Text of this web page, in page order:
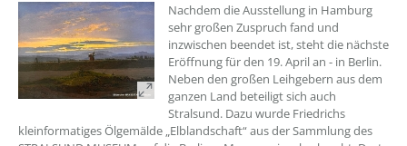
??? absaetzeOben[1]/titel ???
Nachdem die Ausstellung in Hamburg
sehr großen Zuspruch fand und
inzwischen beendet ist, steht die nächste
Eröffnung für den 19. April an - in Berlin.
Neben den großen Leihgebern aus dem
ganzen Land beteiligt sich auch
Stralsund. Dazu wurde Friedrichs
kleinformatiges Ölgemälde „Elblandschaft“ aus der Sammlung des